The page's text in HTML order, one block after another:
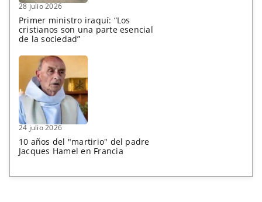
28 julio 2026
Primer ministro iraquí: “Los
cristianos son una parte esencial
de la sociedad”
24 julio 2026
10 años del "martirio" del padre
Jacques Hamel en Francia